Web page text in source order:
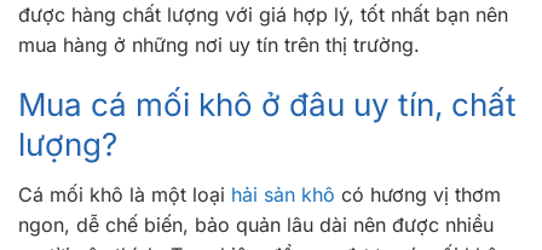
được hàng chất lượng với giá hợp lý, tốt nhất bạn nên
mua hàng ở những nơi uy tín trên thị trường.
Mua cá mối khô ở đâu uy tín, chất
lượng?
Cá mối khô là một loại hải sản khô có hương vị thơm
ngon, dễ chế biến, bảo quản lâu dài nên được nhiều